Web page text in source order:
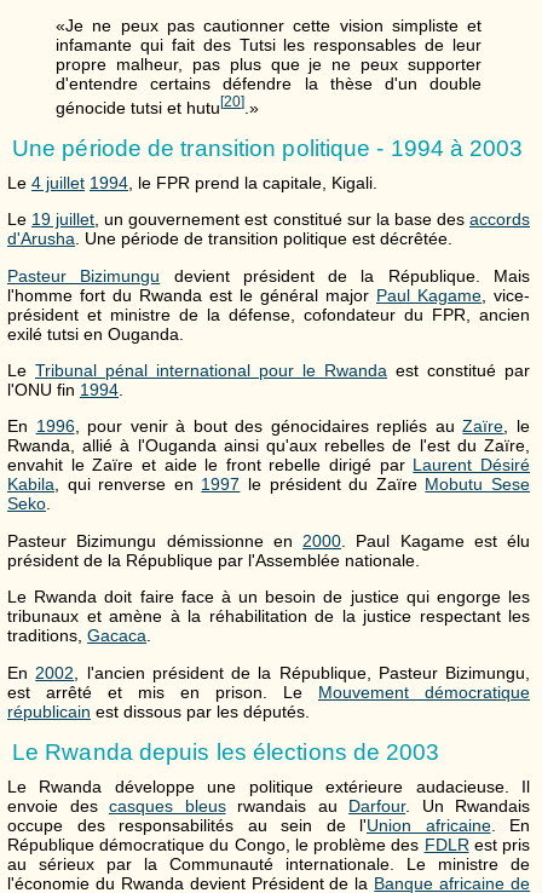
«Je ne peux pas cautionner cette vision simpliste et
infamante qui fait des Tutsi les responsables de leur
propre malheur, pas plus que je ne peux supporter
d'entendre certains défendre la thèse d'un double
génocide tutsi et hutu[20] .»
Une période de transition politique - 1994 à 2003
Le 4 juillet 1994 , le FPR prend la capitale, Kigali.
Le 19 juillet, un gouvernement est constitué sur la base desaccords
d'Arusha. Une période de transition politique est décrêtée.
Pasteur Bizimungu devient président de la République. Mais
l'homme fort du Rwanda est le général major Paul Kagame , vice-
président et ministre de la défense, cofondateur du FPR, ancien
exilé tutsi en Ouganda.
Le Tribunal pénal international pour le Rwanda est constitué par
l'ONU fin 1994
En 1996, pour venir à bout des génocidaires repliés auZaïre, le
Rwanda, allié à l'Ouganda ainsi qu'aux rebelles de l'est du Zaïre,
envahit le Zaïre et aide le front rebelle dirigé par Laurent Désiré
Kabila, qui renverse en 1997 le président du Zaïre Mobutu Sese
Seko.
Pasteur Bizimungu démissionne en 2000 . Paul Kagame est élu
président de la République par l'Assemblée nationale.
Le Rwanda doit faire face à un besoin de justice qui engorge les
tribunaux et amène à la réhabilitation de la justice respectant les
traditions, Gacaca.
En 2002 , l'ancien président de la République, Pasteur Bizimungu,
est arrêté et mis en prison. Le Mouvement démocratique
républicain est dissous par les députés.
Le Rwanda depuis les élections de 2003
Le Rwanda développe une politique extérieure audacieuse. Il
envoie des casques bleusrwandais au Darfour. Un Rwandais
occupe des responsabilités au sein de l'Union africaine. En
République démocratique du Congo, le problème des FDLR est pris
au sérieux par la Communauté internationale. Le ministre de
l'économie du Rwanda devient Président de la Banque africaine de